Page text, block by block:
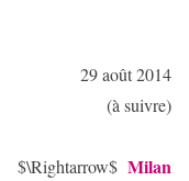
29 août 2014
(à suivre)
$\Rightarrow$ Milan